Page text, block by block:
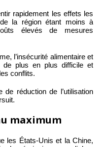
rapidement les effets les
la région étant moins à
élevés de mesures
l’insécurité alimentaire et
de plus en plus difficile et
conflits.
de réduction de l’utilisation
maximum
les États-Unis et la Chine,